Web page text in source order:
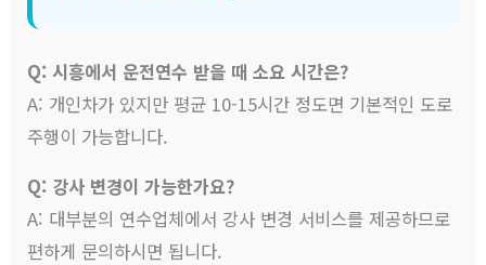
Q: 시흥에서 운전연수 받을 때 소요 시간은?
A: 개인차가 있지만 평균 10-15시간 정도면 기본적인 도로
주행이 가능합니다.
Q: 강사 변경이 가능한가요?
A: 대부분의 연수업체에서 강사 변경 서비스를 제공하므로
편하게 문의하시면 됩니다.